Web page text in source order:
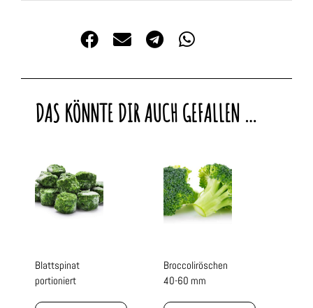
DAS KÖNNTE DIR AUCH GEFALLEN …
Blattspinat
portioniert
Broccoliröschen
40-60 mm